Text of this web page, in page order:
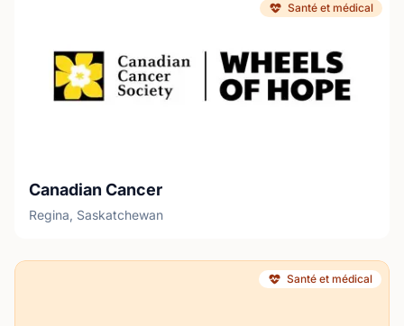
Santé et médical
Canadian Cancer
Regina, Saskatchewan
Santé et médical